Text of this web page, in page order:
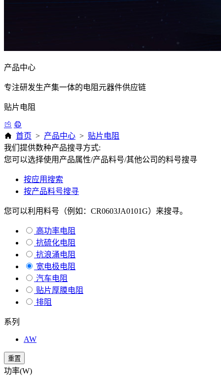
产品中心
专注研发生产集一体的电阻元器件供应链
贴片电阻
首页 > 产品中心 > 贴片电阻
我们提供数种产品搜寻方式:
您可以选择使用产品属性/产品料号/其他公司的料号搜寻
按应用搜索
按产品料号搜寻
您可以利用料号（例如：CR0603JA0101G）来搜寻。
高功率电阻
抗硫化电阻
抗浪涌电阻
宽电极电阻
汽车电阻
贴片厚膜电阻
排阻
系列
AW
重置
功率(W)